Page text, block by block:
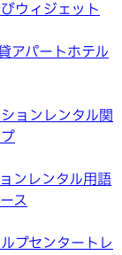
ウィジェット
アパートホテル
ョンレンタル関
ンレンタル用語
ス
プセンタートレ